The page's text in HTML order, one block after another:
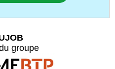
groupe